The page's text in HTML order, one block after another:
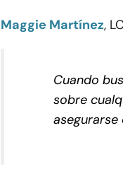
Maggie Martínez,
Cuando
sobre
asegurarse